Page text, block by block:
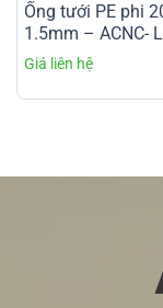
Ống tưới PE phi
1.5mm – ACNC-